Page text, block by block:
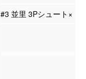
#3 並里 3Pシュート×